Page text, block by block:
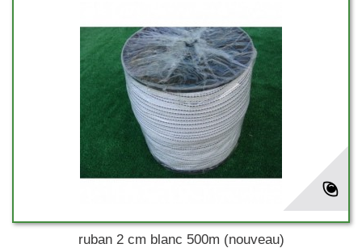
ruban 2 cm blanc 500m (nouveau)